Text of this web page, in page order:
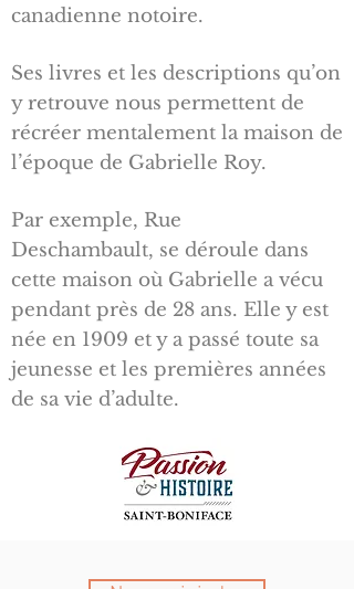
canadienne notoire.
Ses livres et les descriptions qu’on
y retrouve nous permettent de
récréer mentalement la maison de
l’époque de Gabrielle Roy.
Par exemple, Rue
Deschambault, se déroule dans
cette maison où Gabrielle a vécu
pendant près de 28 ans. Elle y est
née en 1909 et y a passé toute sa
jeunesse et les premières années
de sa vie d’adulte.